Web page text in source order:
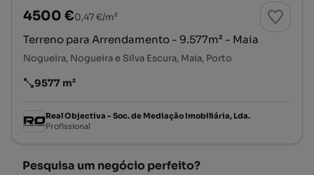
4500 €0,47 €/m²
Terreno para Arrendamento - 9.577m² - Maia
Nogueira, Nogueira e Silva Escura, Maia, Porto
Preço por metro quadrado
9577 m²
Real Objectiva - Soc. de Mediação Imobiliária, Lda.
Profissional
Pesquisa um negócio perfeito?